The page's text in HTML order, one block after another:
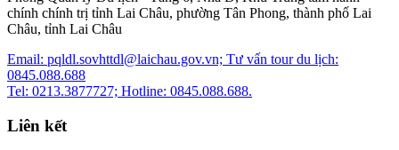
chính chính trị tỉnh Lai Châu, phường Tân Phong, thành phố Lai
Châu, tỉnh Lai Châu
Email: pqldl.sovhttdl@laichau.gov.vn; Tư vấn tour du lịch:
0845.088.688
Tel: 0213.3877727; Hotline: 0845.088.688.
Liên kết